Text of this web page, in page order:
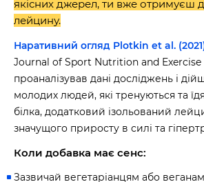
якісних джерел, ти вже отримуєш
лейцину.
Наративний огляд Plotkin et al.
Journal of Sport Nutrition and
проаналізував дані досліджень і
молодих людей, які тренуються та
білка, додатковий ізольований
значущого приросту в силі та
Коли добавка має сенс:
Зазвичай вегетаріанцям або